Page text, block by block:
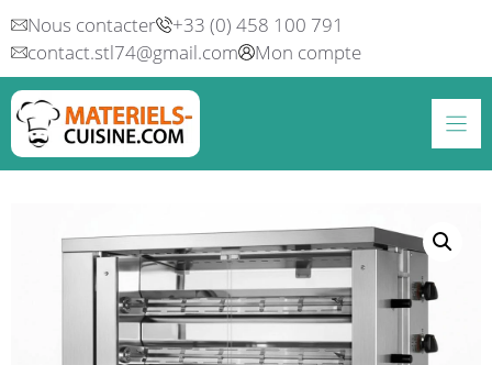
Aller
au
contenu
Nous contacter
+33 (0) 458 100 791
contact.stl74@gmail.com
Mon compte